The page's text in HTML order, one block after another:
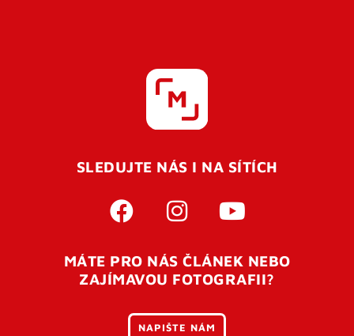
Pro úspěšné dokončení registrace je potřeba
vaší e-mailovouadresu. Po úspěšném odeslání
otevření tohoto odkazu se váš účet ověří a můžete se
přihlásit. Nezapomeňte zkontrolovat složku SPAM ve
SLEDUJTE NÁS I NA SÍTÍCH
MÁTE PRO NÁS ČLÁNEK NEBO
ZAJÍMAVOU FOTOGRAFII?
NAPIŠTE NÁM